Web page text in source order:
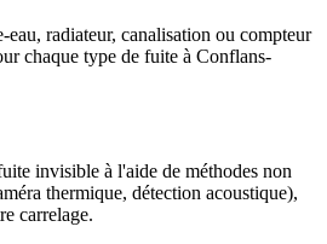
radiateur, canalisation ou compteur
chaque type de fuite à Conflans-
invisible à l'aide de méthodes non
thermique, détection acoustique),
carrelage.